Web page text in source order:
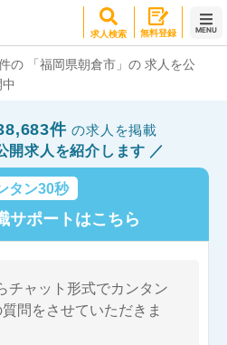
求人検索 無料登録 MENU
の 「福岡県朝倉市」の 求人を公
中
件の求人を掲載
開求人を紹介します
タン30秒
サポートはこちら
チャット形式でカンタン
問をさせていただきま